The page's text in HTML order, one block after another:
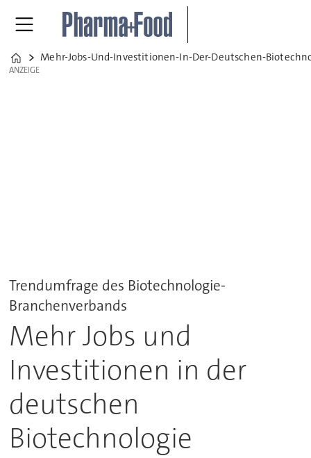
Home
Mehr-Jobs-Und-Investitionen-In-Der-Deutschen-
ANZEIGE
ANZEIGE
Trendumfrage des Biotechnologie-
Branchenverbands
Mehr Jobs und
Investitionen in der
deutschen
Biotechnologie